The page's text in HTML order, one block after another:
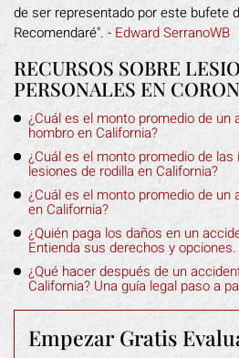
de ser representado por este bufete
Recomendaré". - Edward SerranoWB
RECURSOS SOBRE
PERSONALES EN
¿Cuál es el monto promedio de un
hombro en California?
¿Cuál es el monto promedio de
lesiones de rodilla en California?
¿Cuál es el monto promedio de un
en California?
¿Quién paga los daños en un
Entienda sus derechos y opciones.
¿Qué hacer después de un
California? Una guía legal paso a
Empezar Gratis